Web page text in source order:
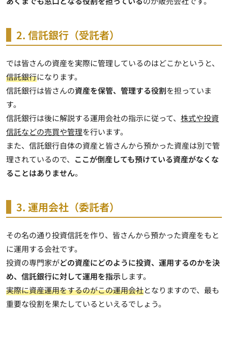
2. 信託銀行（受託者）
では皆さんの資産を実際に管理しているのはどこかというと、
信託銀行になります。
信託銀行は皆さんの資産を保管、管理する役割を担っていま
す。
信託銀行は後に解説する運用会社の指示に従って、 株式や投資
信託などの売買や管理を行います。
また、信託銀行自体の資産と皆さんから預かった資産は別で管
理されているので、 ここが倒産しても預けている資産がなくな
ることはありません。
3. 運用会社（委託者）
その名の通り投資信託を作り、皆さんから預かった資産をもと
に運用する会社です。
投資の専門家がどの資産にどのように投資、運用するのかを決
め、信託銀行に対して運用を指示します。
実際に資産運用をするのがこの運用会社となりますので、最も
重要な役割を果たしているといえるでしょう。